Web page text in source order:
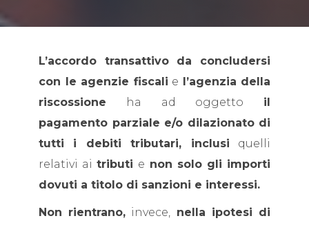
L’accordo transattivo da concludersi
con le agenzie fiscali e l’agenzia della
riscossione ha ad oggetto il
pagamento parziale e/o dilazionato di
tutti i debiti tributari, inclusi quelli
relativi aitributi e non solo gli importi
dovuti a titolo di sanzioni e interessi.
Non rientrano, invece, nella ipotesi di